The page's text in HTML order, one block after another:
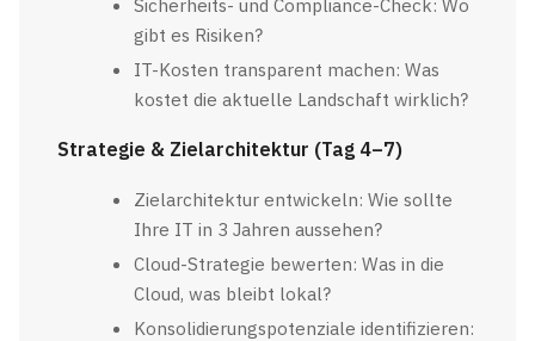
Sicherheits- und Compliance-Check: Wo
gibt es Risiken?
IT-Kosten transparent machen: Was
kostet die aktuelle Landschaft wirklich?
Strategie & Zielarchitektur (Tag 4–7)
Zielarchitektur entwickeln: Wie sollte
Ihre IT in 3 Jahren aussehen?
Cloud-Strategie bewerten: Was in die
Cloud, was bleibt lokal?
Konsolidierungspotenziale identifizieren: